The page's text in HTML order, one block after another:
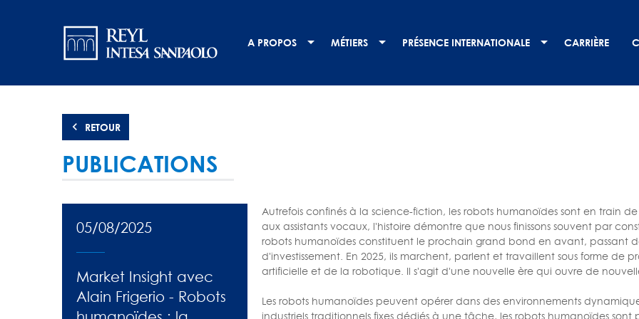
principale
A PROPOS MÉTIERS PRÉSENCE INTERNATIONALE CARRIÈRE
RETOUR
PUBLICATIONS
05/08/2025
Market Insight avec
Alain Frigerio - Robots
Autrefois confinés à la science-fiction, les robots humanoïdes sont en train
aux assistants vocaux, l'histoire démontre que nous finissons souvent par
robots humanoïdes constituent le prochain grand bond en avant, passant
d'investissement. En 2025, ils marchent, parlent et travaillent sous forme de
artificielle et de la robotique. Il s'agit d'une nouvelle ère qui ouvre de
Les robots humanoïdes peuvent opérer dans des environnements
industriels traditionnels fixes dédiés à une tâche, les robots humanoïdes